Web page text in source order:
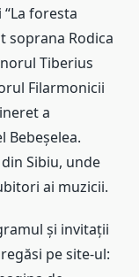
foresta
soprana Rodica
Tiberius
Filarmonicii
a
Bebeșelea.
Sibiu, unde
ai muzicii.
și invitații
pe site-ul: